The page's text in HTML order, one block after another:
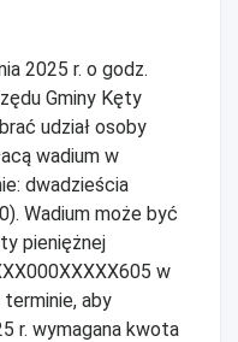
2025 r. o godz.
Gminy Kęty
udział osoby
wadium w
dwadzieścia
Wadium może być
pieniężnej
w
terminie, aby
r. wymagana kwota